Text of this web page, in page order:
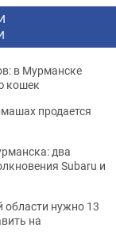
в Мурманске
кошек
продается
два
Subaru и
области нужно 13
на